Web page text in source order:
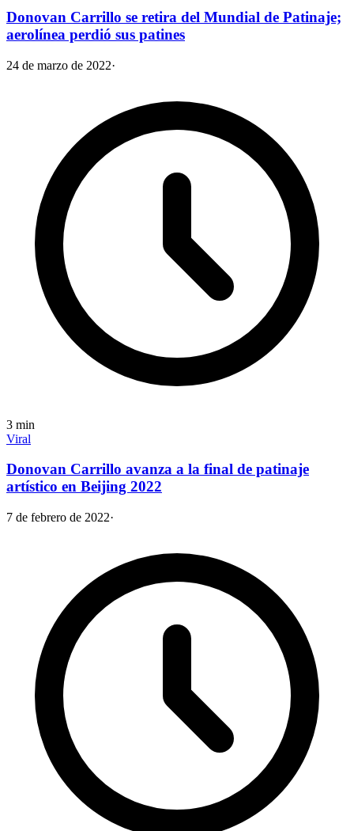
Donovan Carrillo se retira del Mundial de Patinaje;
aerolínea perdió sus patines
24 de marzo de 2022·
3 min
Viral
Donovan Carrillo avanza a la final de patinaje
artístico en Beijing 2022
7 de febrero de 2022·